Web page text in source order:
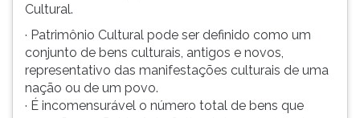
Cultural.
· Patrimônio Cultural pode ser definido como um
conjunto de bens culturais, antigos e novos,
representativo das manifestações culturais de uma
nação ou de um povo.
· É incomensurável o número total de bens que